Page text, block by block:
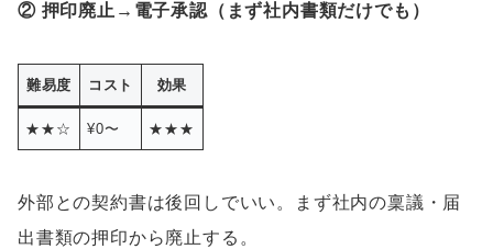
② 押印廃止→電子承認（まず社内書類だけでも）
難易度 コスト 効果
★★☆ ¥0〜 ★★★
外部との契約書は後回しでいい。まず社内の稟議・届
出書類の押印から廃止する。